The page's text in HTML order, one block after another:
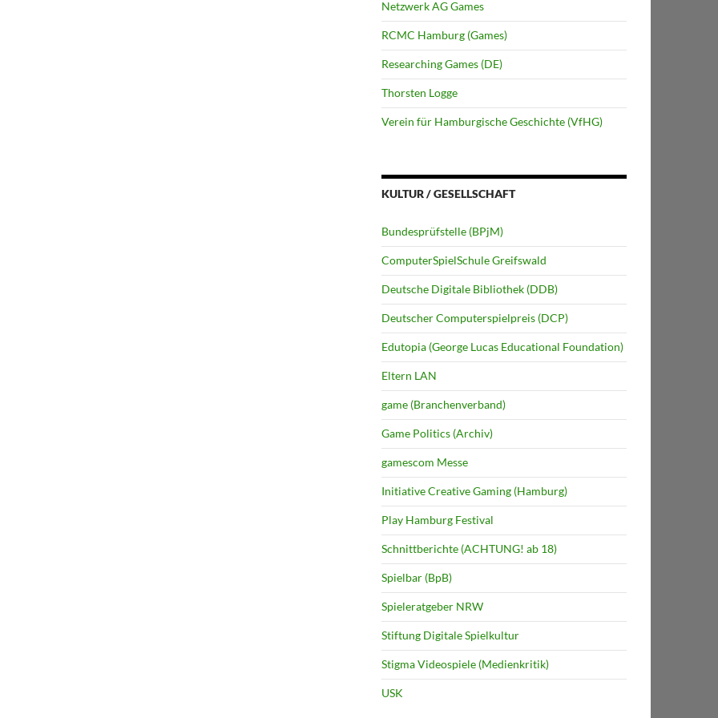
Netzwerk AG Games
RCMC Hamburg (Games)
Researching Games (DE)
Thorsten Logge
Verein für Hamburgische Geschichte (VfHG)
KULTUR / GESELLSCHAFT
Bundesprüfstelle (BPjM)
ComputerSpielSchule Greifswald
Deutsche Digitale Bibliothek (DDB)
Deutscher Computerspielpreis (DCP)
Edutopia (George Lucas Educational Foundation)
Eltern LAN
game (Branchenverband)
Game Politics (Archiv)
gamescom Messe
Initiative Creative Gaming (Hamburg)
Play Hamburg Festival
Schnittberichte (ACHTUNG! ab 18)
Spielbar (BpB)
Spieleratgeber NRW
Stiftung Digitale Spielkultur
Stigma Videospiele (Medienkritik)
USK